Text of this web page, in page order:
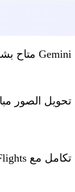
Gemini متاح بشكل دائم بجانب علامة التبويب النشطة، دون تغيير علامة التبويب
تحويل الصور
تكامل مع Gmail، Calendar، YouTube، Maps، Shopping، Flights